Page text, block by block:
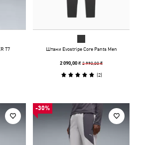
T7
Штани Evostripe Core Pants Men
2 090,00 ₴2 990,00 ₴
(2)
-30%